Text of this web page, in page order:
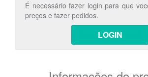
É necessário fazer login para que
preços e fazer pedidos.
LOGIN